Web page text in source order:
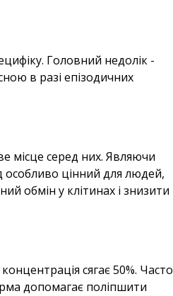
Головний недолік -
в разі епізодичних
місце серед них. Являючи
особливо цінний для людей,
обмін у клітинах і знизити
сягає 50%. Часто
допомагає поліпшити